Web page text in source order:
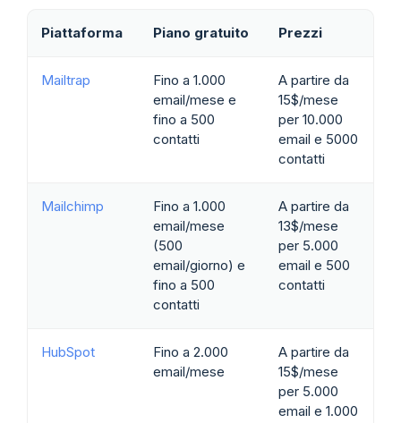
Piattaforma Piano gratuito Prezzi
Mailtrap
Fino a 1.000
email/mese e
fino a 500
contatti
A partire da
15$/mese
per 10.000
email e 5000
contatti
Mailchimp
Fino a 1.000
email/mese
(500
email/giorno) e
fino a 500
contatti
A partire da
13$/mese
per 5.000
email e 500
contatti
HubSpot
Fino a 2.000
email/mese
A partire da
15$/mese
per 5.000
email e 1.000